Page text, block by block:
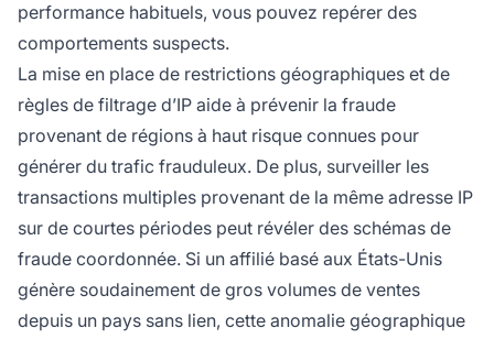
performance habituels, vous pouvez repérer des
comportements suspects.
La mise en place de restrictions géographiques et de
règles de filtrage d’IP aide à prévenir la fraude
provenant de régions à haut risque connues pour
générer du trafic frauduleux. De plus, surveiller les
transactions multiples provenant de la même adresse IP
sur de courtes périodes peut révéler des schémas de
fraude coordonnée. Si un affilié basé aux États-Unis
génère soudainement de gros volumes de ventes
depuis un pays sans lien, cette anomalie géographique